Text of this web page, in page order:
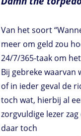
Van het soort
meer om geld zou
24/7/365-taak om
Bij gebreke
of in ieder geval de
toch wat, hierbij al
zorgvuldige lezer
daar toch